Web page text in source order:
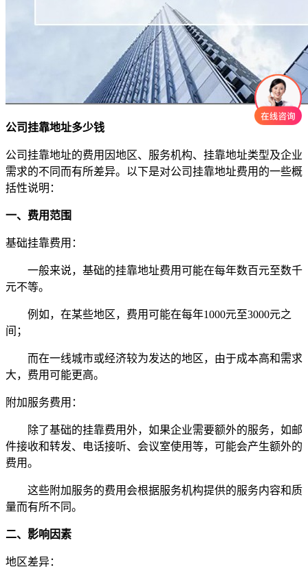
公司挂靠地址多少钱
公司挂靠地址的费用因地区、服务机构、挂靠地址类型及企业
需求的不同而有所差异。以下是对公司挂靠地址费用的一些概
括性说明：
一、费用范围
基础挂靠费用：
一般来说，基础的挂靠地址费用可能在每年数百元至数千
元不等。
例如，在某些地区，费用可能在每年1000元至3000元之
间；
而在一线城市或经济较为发达的地区，由于成本高和需求
大，费用可能更高。
附加服务费用：
除了基础的挂靠费用外，如果企业需要额外的服务，如邮
件接收和转发、电话接听、会议室使用等，可能会产生额外的
费用。
这些附加服务的费用会根据服务机构提供的服务内容和质
量而有所不同。
二、影响因素
地区差异：